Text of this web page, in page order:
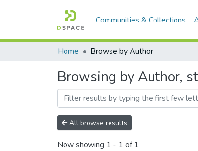
Communities & Collections
Home Browse by Author
Browsing by Author,
All browse results
Now showing 1 - 1 of 1